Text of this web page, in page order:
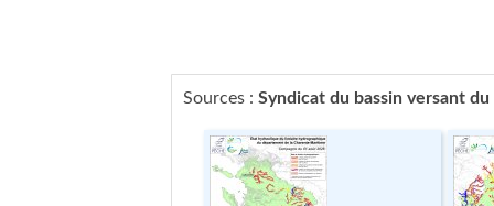
Sources : Syndicat du bassin versant du